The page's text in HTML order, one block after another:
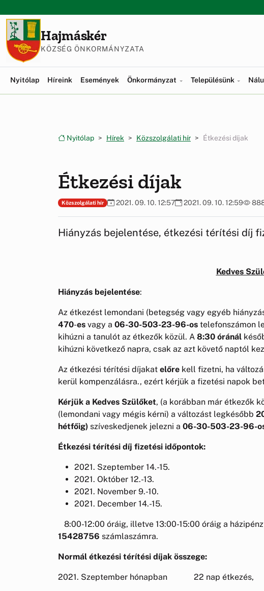
Hajmáskér
KÖZSÉG ÖNKORMÁNYZATA
Nyitólap Híreink Események Önkormányzat Településünk
Nyitólap Hírek Közszolgálati hír Étkezési díjak
Étkezési díjak
Közszolgálati hír 2021. 09. 10. 12:57 2021. 09. 10. 12:59
Hiányzás bejelentése, étkezési térítési díj
Kedves
Hiányzás bejelentése:
Az étkezést lemondani (betegség vagy egyéb
470-es vagy a 06-30-503-23-96-os telefonszámon
kihúzni a tanulót az étkezők közül. A 8:30 óránál
kihúzni következő napra, csak az azt követő naptól
Az étkezési térítési díjakat előre kell fizetni, ha
kerül kompenzálásra., ezért kérjük a fizetési napok
Kérjük a Kedves Szülőket, (a korábban már étkezők
(lemondani vagy mégis kérni) a változást legkésőbb
hétfőig) szíveskedjenek jelezni a 06-30-503-23-96-
Étkezési térítési díj fizetési időpontok:
2021. Szeptember 14.-15.
2021. Október 12.-13.
2021. November 9.-10.
2021. December 14.-15.
8:00-12:00 óráig, illetve 13:00-15:00 óráig a
15428756 számlaszámra.
Normál étkezési térítési díjak összege:
2021. Szeptember hónapban 22 nap étkezés,